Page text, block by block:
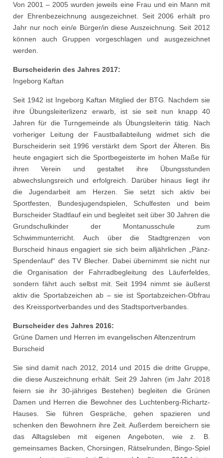
Von 2001 – 2005 wurden jeweils eine Frau und ein Mann mit
der Ehrenbezeichnung ausgezeichnet. Seit 2006 erhält pro
Jahr nur noch ein/e Bürger/in diese Auszeichnung. Seit 2012
können auch Gruppen vorgeschlagen und ausgezeichnet
werden.
Burscheiderin des Jahres 2017:
Ingeborg Kaftan
Seit 1942 ist Ingeborg Kaftan Mitglied der BTG. Nachdem sie
ihre Übungsleiterlizenz erwarb, ist sie seit nun knapp 40
Jahren für die Turngemeinde als Übungsleiterin tätig. Nach
vorheriger Leitung der Faustballabteilung widmet sich die
Burscheiderin seit 1996 verstärkt dem Sport der Älteren. Bis
heute engagiert sich die Sportbegeisterte im hohen Maße für
ihren Verein und gestaltet ihre Übungsstunden
abwechslungsreich und erfolgreich. Darüber hinaus liegt ihr
die Jugendarbeit am Herzen. Sie setzt sich aktiv bei
Sportfesten, Bundesjugendspielen, Schulfesten und beim
Burscheider Stadtlauf ein und begleitet seit über 30 Jahren die
Grundschulkinder der Montanusschule zum
Schwimmunterricht. Auch über die Stadtgrenzen von
Burscheid hinaus engagiert sie sich beim alljährlichen „Pänz-
Spendenlauf“ des TV Blecher. Dabei übernimmt sie nicht nur
die Organisation der Fahrradbegleitung des Läuferfeldes,
sondern fährt auch selbst mit. Seit 1994 nimmt sie äußerst
aktiv die Sportabzeichen ab – sie ist Sportabzeichen-Obfrau
des Kreissportverbandes und des Stadtsportverbandes.
Burscheider des Jahres 2016:
Grüne Damen und Herren im evangelischen Altenzentrum
Burscheid
Sie sind damit nach 2012, 2014 und 2015 die dritte Gruppe,
die diese Auszeichnung erhält. Seit 29 Jahren (im Jahr 2018
feiern sie ihr 30-jähriges Bestehen) begleiten die Grünen
Damen und Herren die Bewohner des Luchtenberg-Richartz-
Hauses. Sie führen Gespräche, gehen spazieren und
schenken den Bewohnern ihre Zeit. Außerdem bereichern sie
das Alltagsleben mit eigenen Angeboten, wie z. B.
gemeinsames Backen, Chorsingen, Rätselrunden, Bingo-Spiel